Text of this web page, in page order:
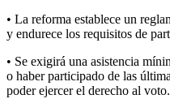
• La reforma establece un
y endurece los requisitos de
• Se exigirá una asistencia
o haber participado de las
poder ejercer el derecho al voto.